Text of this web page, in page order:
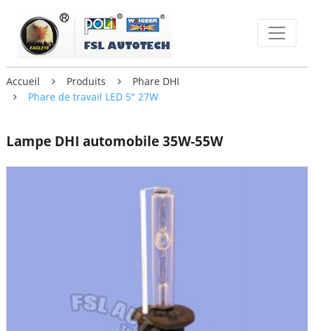
Accueil Produits
Phare DHI
Phare de travail LED 5" 27W
Lampe DHI automobile 35W-55W